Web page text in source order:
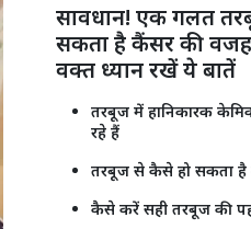
सावधान! एक गलत
सकता है कैंसर की
वक्त ध्यान रखें ये बातें
तरबूज में हानिकारक
रहे हैं
तरबूज से कैसे हो सकता है
कैसे करें सही तरबूज की